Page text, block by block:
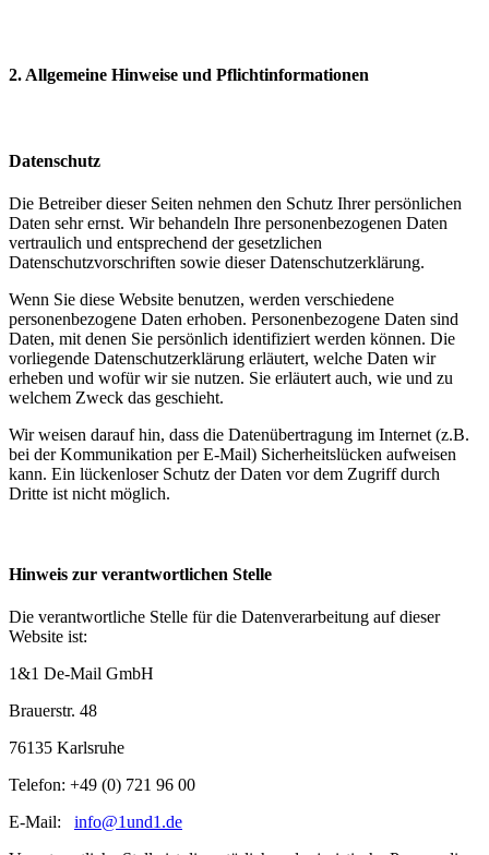
2. Allgemeine Hinweise und Pflichtinformationen
Datenschutz
Die Betreiber dieser Seiten nehmen den Schutz Ihrer persönlichen
Daten sehr ernst. Wir behandeln Ihre personenbezogenen Daten
vertraulich und entsprechend der gesetzlichen
Datenschutzvorschriften sowie dieser Datenschutzerklärung.
Wenn Sie diese Website benutzen, werden verschiedene
personenbezogene Daten erhoben. Personenbezogene Daten sind
Daten, mit denen Sie persönlich identifiziert werden können. Die
vorliegende Datenschutzerklärung erläutert, welche Daten wir
erheben und wofür wir sie nutzen. Sie erläutert auch, wie und zu
welchem Zweck das geschieht.
Wir weisen darauf hin, dass die Datenübertragung im Internet (z.B.
bei der Kommunikation per E-Mail) Sicherheitslücken aufweisen
kann. Ein lückenloser Schutz der Daten vor dem Zugriff durch
Dritte ist nicht möglich.
Hinweis zur verantwortlichen Stelle
Die verantwortliche Stelle für die Datenverarbeitung auf dieser
Website ist:
1&1 De-Mail GmbH
Brauerstr. 48
76135 Karlsruhe
Telefon: +49 (0) 721 96 00
E-Mail: info@1und1.de